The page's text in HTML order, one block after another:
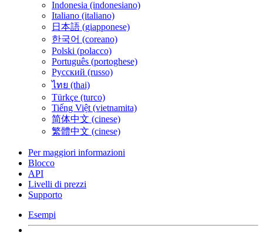
Indonesia (indonesiano)
Italiano (italiano)
日本語 (giapponese)
한국어 (coreano)
Polski (polacco)
Português (portoghese)
Русский (russo)
ไทย (thai)
Türkçe (turco)
Tiếng Việt (vietnamita)
简体中文 (cinese)
繁體中文 (cinese)
Per maggiori informazioni
Blocco
API
Livelli di prezzi
Supporto
Esempi